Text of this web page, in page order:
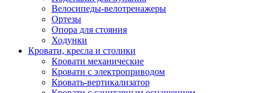
Велосипеды-велотренажеры
Ортезы
Опора для стояния
Ходунки
Кровати, кресла и столики
Кровати механические
Кровати с электроприводом
Кровать-вертикализатор